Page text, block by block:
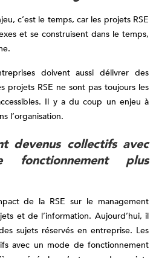
c’est le temps, car les projets RSE
et se construisent dans le temps,
doivent aussi délivrer des
projets RSE ne sont pas toujours les
Il y a du coup un enjeu à
l’organisation.
devenus collectifs avec
plus
de la RSE sur le management
et de l’information. Aujourd’hui, il
sujets réservés en entreprise. Les
avec un mode de fonctionnement